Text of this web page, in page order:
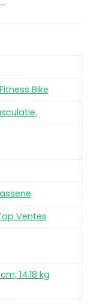
Bike
Ventes
14.18 kg